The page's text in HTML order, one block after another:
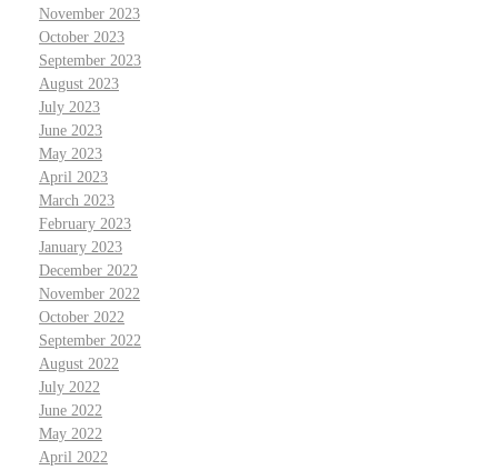
November 2023
October 2023
September 2023
August 2023
July 2023
June 2023
May 2023
April 2023
March 2023
February 2023
January 2023
December 2022
November 2022
October 2022
September 2022
August 2022
July 2022
June 2022
May 2022
April 2022